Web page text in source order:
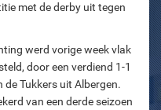
met de derby uit tegen
werd vorige week vlak
door een verdiend 1-1
Tukkers uit Albergen.
van een derde seizoen